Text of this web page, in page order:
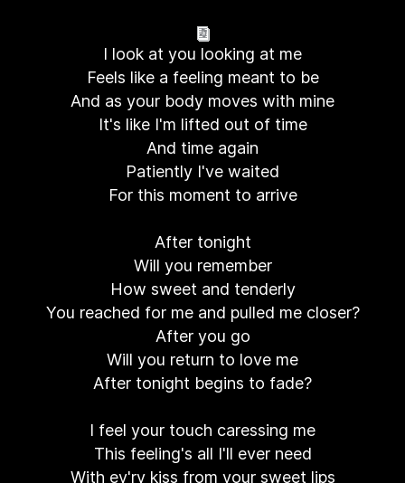
I look at you looking at me
Feels like a feeling meant to be
And as your body moves with mine
It's like I'm lifted out of time
And time again
Patiently I've waited
For this moment to arrive
After tonight
Will you remember
How sweet and tenderly
You reached for me and pulled me closer?
After you go
Will you return to love me
After tonight begins to fade?
I feel your touch caressing me
This feeling's all I'll ever need
With ev'ry kiss from your sweet lips